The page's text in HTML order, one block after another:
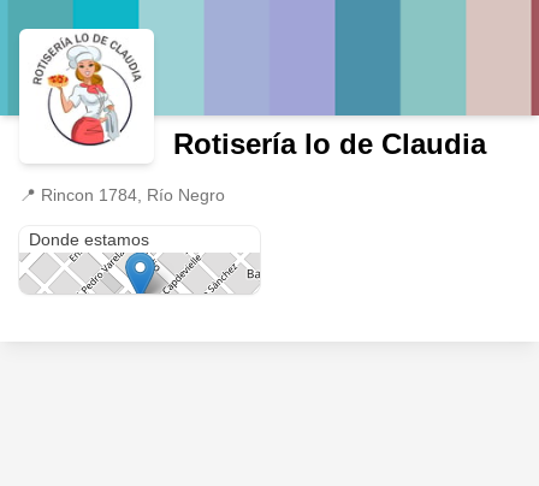
Rotisería lo de Claudia
📍 Rincon 1784, Río Negro
Donde estamos